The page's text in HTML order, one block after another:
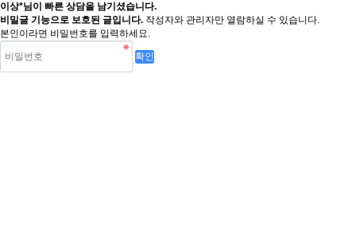
이상*님이 빠른 상담을 남기셨습니다.
비밀글 기능으로 보호된 글입니다. 작성자와 관리자만 열람하실 수 있습니다.
본인이라면 비밀번호를 입력하세요.